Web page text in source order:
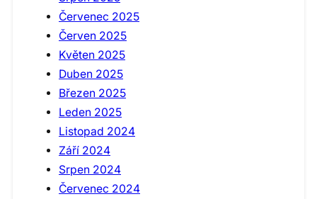
Červenec 2025
Červen 2025
Květen 2025
Duben 2025
Březen 2025
Leden 2025
Listopad 2024
Září 2024
Srpen 2024
Červenec 2024